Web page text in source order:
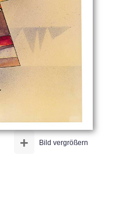
Bild vergrößern
+